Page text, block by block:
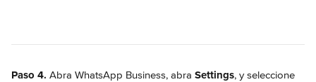
Paso 4. Abra WhatsApp Business, abra Settings, y seleccione